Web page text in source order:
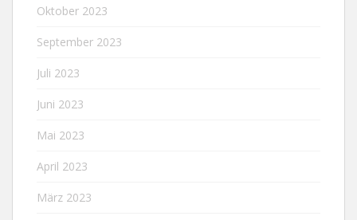
Oktober 2023
September 2023
Juli 2023
Juni 2023
Mai 2023
April 2023
März 2023